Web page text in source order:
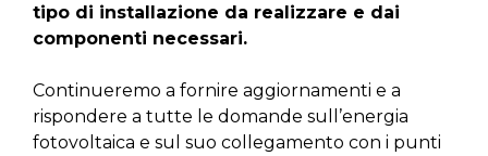
tipo di installazione da realizzare e dai
componenti necessari.
Continueremo a fornire aggiornamenti e a
rispondere a tutte le domande sull’energia
fotovoltaica e sul suo collegamento con i punti